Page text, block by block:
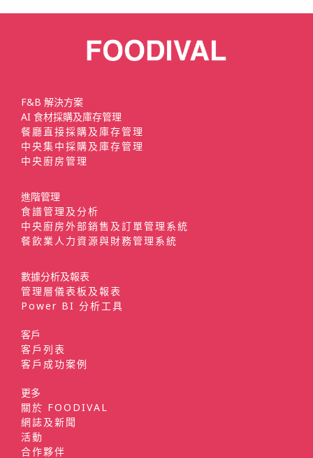
F&B 解決方案
AI 食材採購及庫存管理
餐廳直接採購及庫存管理
中央集中採購及庫存管理
中央廚房管理
進階管理
食譜管理及分析
中央廚房外部銷售及訂單管理系統
餐飲業人力資源與財務管理系統
數據分析及報表
管理層儀表板及報表
Power BI 分析工具
客戶
客戶列表
客戶成功案例
更多
關於 FOODIVAL
網誌及新聞
活動
合作夥伴